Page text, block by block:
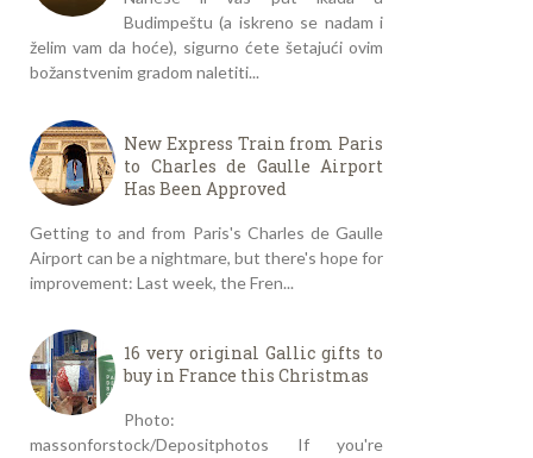
Budimpeštu (a iskreno se nadam i
želim vam da hoće), sigurno ćete šetajući ovim
božanstvenim gradom naletiti...
New Express Train from Paris
to Charles de Gaulle Airport
Has Been Approved
Getting to and from Paris's Charles de Gaulle
Airport can be a nightmare, but there's hope for
improvement: Last week, the Fren...
16 very original Gallic gifts to
buy in France this Christmas
Photo:
massonforstock/Depositphotos If you're